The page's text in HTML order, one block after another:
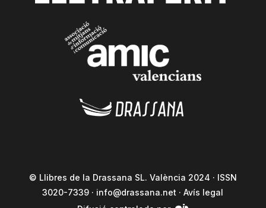
© Llibres de la Drassana SL. València 2024 · ISSN
3020-7339 · info@drassana.net ·Avís legal